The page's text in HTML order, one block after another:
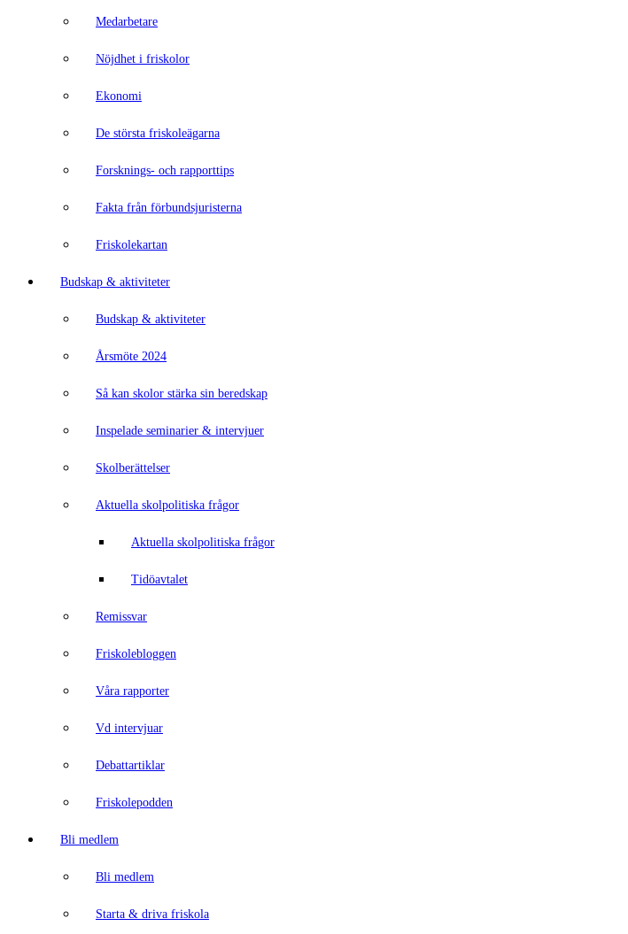
Medarbetare
Nöjdhet i friskolor
Ekonomi
De största friskoleägarna
Forsknings- och rapporttips
Fakta från förbundsjuristerna
Friskolekartan
Budskap & aktiviteter
Budskap & aktiviteter
Årsmöte 2024
Så kan skolor stärka sin beredskap
Inspelade seminarier & intervjuer
Skolberättelser
Aktuella skolpolitiska frågor
Aktuella skolpolitiska frågor
Tidöavtalet
Remissvar
Friskolebloggen
Våra rapporter
Vd intervjuar
Debattartiklar
Friskolepodden
Bli medlem
Bli medlem
Starta & driva friskola